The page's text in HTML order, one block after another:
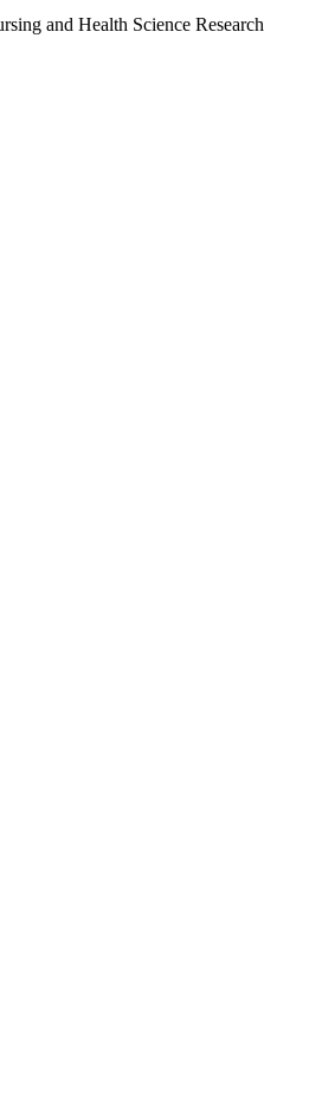
and Health Science Research